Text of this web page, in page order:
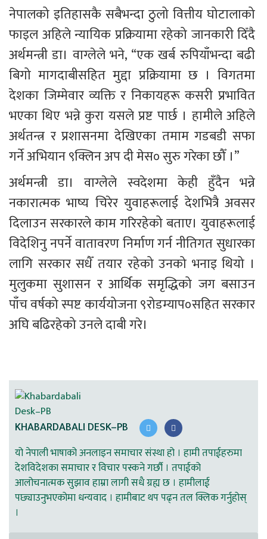
नेपालको इतिहासकै सबैभन्दा ठुलो वित्तीय घोटालाको
फाइल अहिले न्यायिक प्रक्रियामा रहेको जानकारी दिँदै
अर्थमन्त्री डा। वाग्लेले भने, “एक खर्ब रुपियाँभन्दा बढी
बिगो मागदाबीसहित मुद्दा प्रक्रियामा छ । विगतमा
देशका जिम्मेवार व्यक्ति र निकायहरू कसरी प्रभावित
भएका थिए भन्ने कुरा यसले प्रष्ट पार्छ । हामीले अहिले
अर्थतन्त्र र प्रशासनमा देखिएका तमाम गडबडी सफा
गर्ने अभियान ९क्लिन अप दी मेस० सुरु गरेका छौँ ।”
अर्थमन्त्री डा। वाग्लेले स्वदेशमा केही हुँदैन भन्ने
नकारात्मक भाष्य चिरेर युवाहरूलाई देशभित्रै अवसर
दिलाउन सरकारले काम गरिरहेको बताए। युवाहरूलाई
विदेशिनु नपर्ने वातावरण निर्माण गर्न नीतिगत सुधारका
लागि सरकार सधैँ तयार रहेको उनको भनाइ थियो ।
मुलुकमा सुशासन र आर्थिक समृद्धिको जग बसाउन
पाँच वर्षको स्पष्ट कार्ययोजना ९रोडम्याप०सहित सरकार
अघि बढिरहेको उनले दाबी गरे।
KHABARDABALI DESK–PB
यो नेपाली भाषाको अनलाइन समाचार संस्था हो । हामी तपाईहरुमा
देशविदेशका समाचार र विचार पस्कने गर्छौ । तपाईको
आलोचनात्मक सुझाव हाम्रा लागी सधै ग्रह्य छ । हामीलाई
पछ्याउनुभएकोमा धन्यवाद । हामीबाट थप पढ्न तल क्लिक गर्नुहोस्
।